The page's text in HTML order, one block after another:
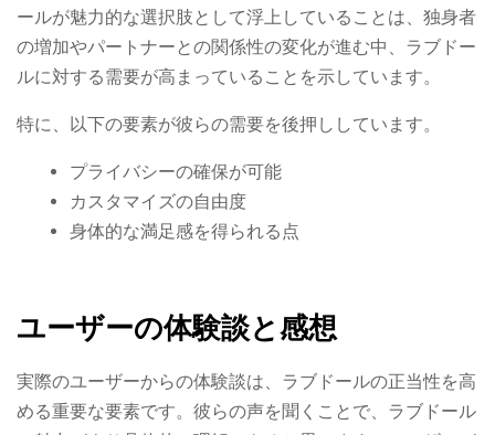
ールが魅力的な選択肢として浮上していることは、独身者
の増加やパートナーとの関係性の変化が進む中、ラブドー
ルに対する需要が高まっていることを示しています。
特に、以下の要素が彼らの需要を後押ししています。
プライバシーの確保が可能
カスタマイズの自由度
身体的な満足感を得られる点
ユーザーの体験談と感想
実際のユーザーからの体験談は、ラブドールの正当性を高
める重要な要素です。彼らの声を聞くことで、ラブドール